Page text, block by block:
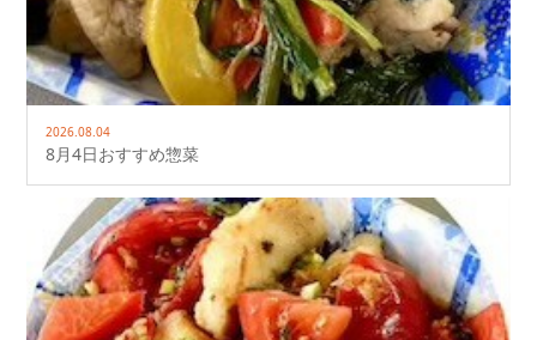
2026.08.04
8月4日おすすめ惣菜